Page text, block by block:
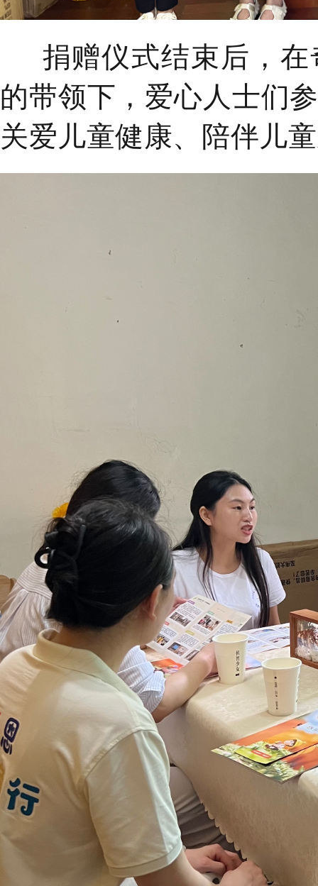
捐赠仪式结束后，在
的带领下，爱心人士们
关爱儿童健康、陪伴儿